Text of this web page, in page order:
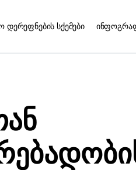
დერეფნების სქემები